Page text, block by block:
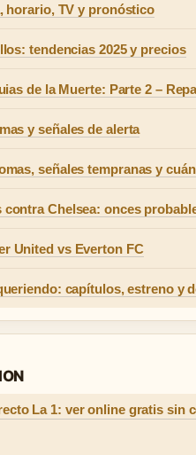
horario, TV y pronóstico
tendencias 2025 y precios
de la Muerte: Parte 2 –
y señales de alerta
señales tempranas y
Chelsea: onces
United vs Everton FC
capítulos, estreno y
La 1: ver online gratis sin